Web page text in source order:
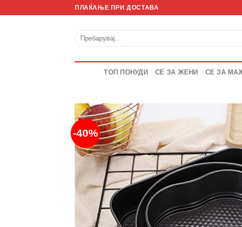
ПЛАЌАЊЕ ПРИ ДОСТАВА
Барај
ТОП ПОНУДИ СЕ ЗА ЖЕНИ СЕ ЗА
-40%